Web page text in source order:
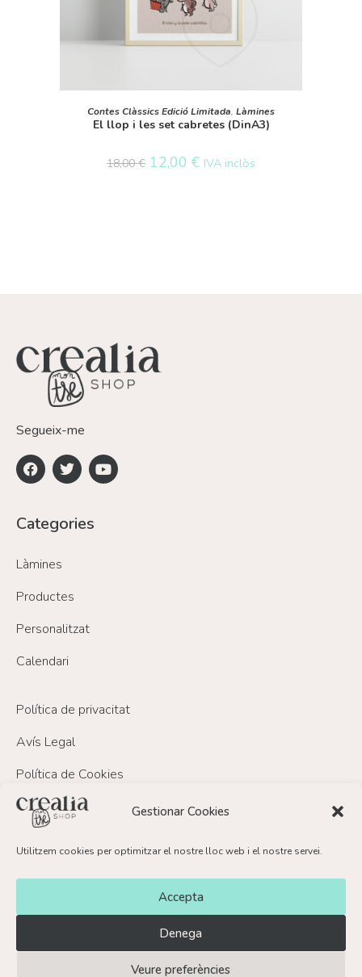
Gestionar Cookies
Utilitzem cookies per optimitzar el nostre lloc web i el nostre servei.
Accepta
Denega
Veure preferències
AFEGEIX A LA CISTELLA
Contes Clàssics Edició Limitada, Làmines
El llop i les set cabretes (DinA3)
18,00€ 12,00 € IVA inclòs
Segueix-me
Categories
Làmines
Productes
Personalitzat
Calendari
Política de privacitat
Avís Legal
Política de Cookies
Política de devolucions i reemborsament
FAQ’s
© Crealia Shop 2026